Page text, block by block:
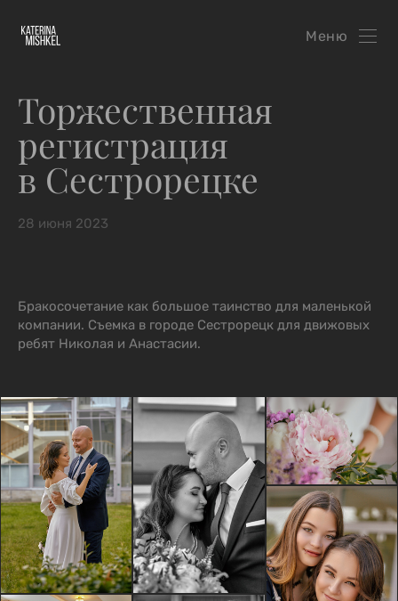
Меню
Торжественная
регистрация
в Сестрорецке
28 июня 2023
Бракосочетание как большое таинство для маленькой
компании. Съемка в городе Сестрорецк для движовых
ребят Николая и Анастасии.